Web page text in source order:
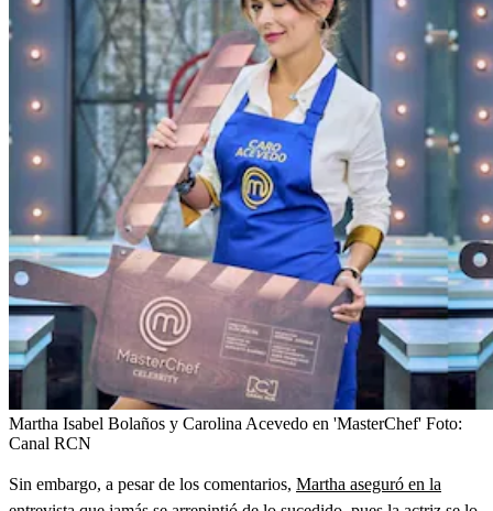
Martha Isabel Bolaños y Carolina Acevedo en 'MasterChef' Foto:
Canal RCN
Sin embargo, a pesar de los comentarios, Martha aseguró en la